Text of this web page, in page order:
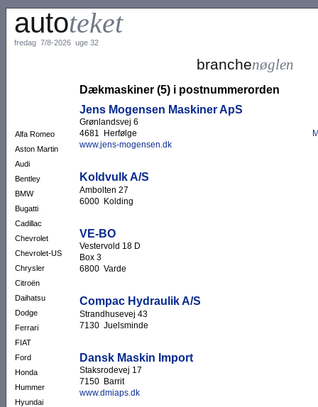
autoteket
fredag 7/8-2026 uge 32
Alfa Romeo
Aston Martin
Audi
Bentley
BMW
Bugatti
Cadillac
Chevrolet
Chevrolet-US
Chrysler
Citroën
Daihatsu
Dodge
Ferrari
FIAT
Ford
Honda
Hummer
Hyundai
branchenøglen
Dækmaskiner (5) i postnummerorden
Jens Mogensen Maskiner ApS
Grønlandsvej 6
4681 Herfølge
www.jens-mogensen.dk
Koldvulk A/S
Ambolten 27
6000 Kolding
VE-BO
Vestervold 18 D
Box 3
6800 Varde
Compac Hydraulik A/S
Strandhusevej 43
7130 Juelsminde
Dansk Maskin Import
Staksrodevej 17
7150 Barrit
www.dmiaps.dk